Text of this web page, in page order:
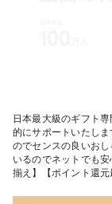
日本最大級のギフト
的にサポートいたし
のでセンスの良いお
いるのでネットでも
揃え】【ポイント還元